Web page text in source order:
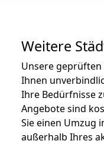
Weitere
Unsere
Ihnen
Ihre Bedürfnisse
Angebote sind
Sie einen Umzug
außerhalb Ihres